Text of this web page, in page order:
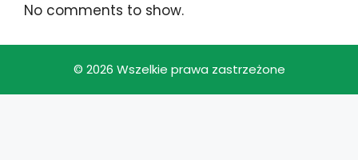
No comments to show.
© 2026 Wszelkie prawa zastrzeżone